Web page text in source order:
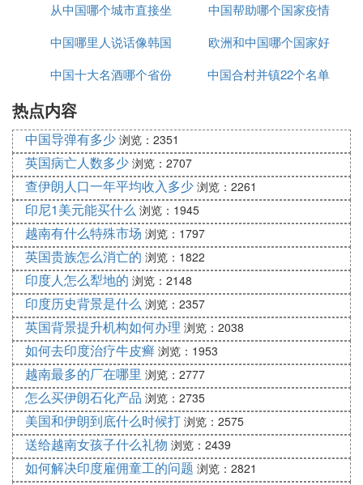
(3)中国南北太阳辐射哪个大扩展阅读
北半球的夏季气温高是最显着的气候特征，因地域、
在中国，沿岸地方在5月份因为内陆受热，西南地区
形成低气压引起西南季风，西南季风在约5月到达中
国沿海等地，此时东北季风会受到西南季风的阻挡，
夏天很少被影响到。直到8月末到9月中旬，才会受到
其影响。中国以第一批西南季风到达为标志，进入夏
季。
5月夏天的北方天气依旧十分冷，北方的冷空气与南
方的西南季风相遇，在南海地区形成低压槽，也就是
广州一带雨季的开始。
6月，副热带高压脊线移到华南地区，长江流域进入
梅雨季，而到7月，副热带高气压随着时间而推移而
到达中国长江流域附近，长江流域一带出现伏旱天
气。
夏季是许多农作物旺盛生长的最好季节，充足的光照
和适宜的温度给植物提供了所需的条件。大多地区会
受到低气压影响，气候相对稳定。但是在赤道附近的
海洋上会形成台风，容易对周围地区造成破坏影响。
少
从中国哪个城市直接坐
大巴去越南
中国帮助哪个国家疫情
中国哪里人说话像韩国
话
欧洲和中国哪个国家好
玩
中国十大名酒哪个省份
中国合村并镇22个名单
热点内容
中国导弹有多少 浏览：2351
英国病亡人数多少 浏览：2707
查伊朗人口一年平均收入多少 浏览：2261
印尼1美元能买什么 浏览：1945
越南有什么特殊市场 浏览：1797
英国贵族怎么消亡的 浏览：1822
印度人怎么犁地的 浏览：2148
印度历史背景是什么 浏览：2357
英国背景提升机构如何办理 浏览：2038
如何去印度治疗牛皮癣 浏览：1953
越南最多的厂在哪里 浏览：2777
怎么买伊朗石化产品 浏览：2735
美国和伊朗到底什么时候打 浏览：2575
送给越南女孩子什么礼物 浏览：2439
如何解决印度雇佣童工的问题 浏览：2821